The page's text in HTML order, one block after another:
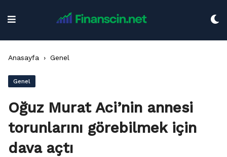
Anasayfa › Genel
Genel
Oğuz Murat Aci’nin annesi
torunlarını görebilmek için
dava açtı